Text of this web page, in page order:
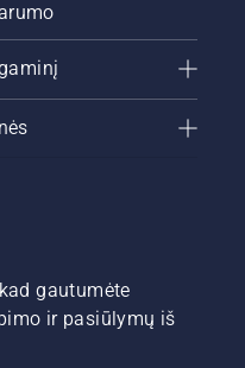
gautumėte
ir pasiūlymų iš